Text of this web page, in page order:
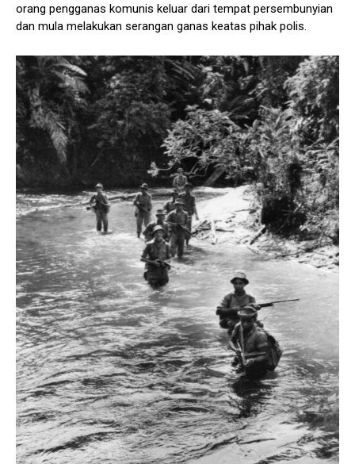
orang pengganas komunis keluar dari tempat persembunyian
dan mula melakukan serangan ganas keatas pihak polis.